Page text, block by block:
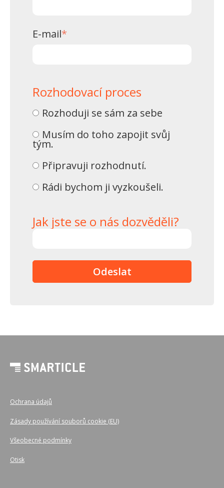
E-mail*
Rozhodovací proces
Rozhoduji se sám za sebe
Musím do toho zapojit svůj
tým.
Připravuji rozhodnutí.
Rádi bychom ji vyzkoušeli.
Jak jste se o nás dozvěděli?
Ochrana údajů
Zásady používání souborů cookie (EU)
Všeobecné podmínky
Otisk